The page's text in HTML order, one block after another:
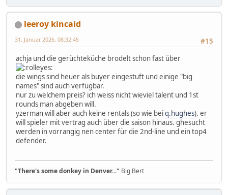
leeroy kincaid
#15
31. Januar 2026, 08:32:45
achja und die gerüchteküche brodelt schon fast über
die wings sind heuer als buyer eingestuft und einige "big
names" sind auch verfügbar.
nur zu welchem preis? ich weiss nicht wieviel talent und 1st
rounds man abgeben will.
yzerman will aber auch keine rentals (so wie beiq.hughes). er
will spieler mit vertrag auch über die saison hinaus. ghesucht
werden in vorrangig nen center für die 2nd-line und ein top4
defender.
"There's some donkey in Denver..." Big Bert